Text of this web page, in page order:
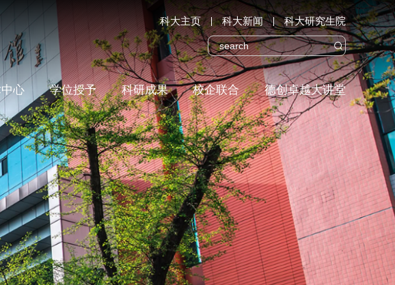
科大主页 科大新闻 科大研究生院

心 学位授予 科研成果 校企联合 德创卓越大讲堂